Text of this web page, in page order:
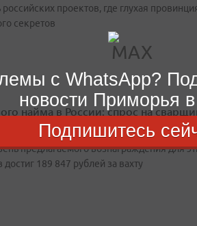
проектов, где глухая
секретов
найма в России: спрос на
на 120%
предлагаемого вознаграждения для
достиг 189 847 рублей за вахту
с WhatsApp?
новости Приморья
Подпишитесь